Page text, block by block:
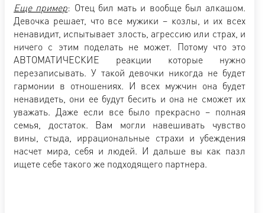
Еще пример: Отец бил мать и вообще был алкашом.
Девочка решает, что все мужики – козлы, и их всех
ненавидит, испытывает злость, агрессию или страх, и
ничего с этим поделать не может. Потому что это
АВТОМАТИЧЕСКИЕ реакции которые нужно
перезаписывать. У такой девочки никогда не будет
гармонии в отношениях. И всех мужчин она будет
ненавидеть, они ее будут бесить и она не сможет их
уважать. Даже если все было прекрасно – полная
семья, достаток. Вам могли навешивать чувство
вины, стыда, иррациональные страхи и убеждения
насчет мира, себя и людей. И дальше вы как пазл
ищете себе такого же подходящего партнера.